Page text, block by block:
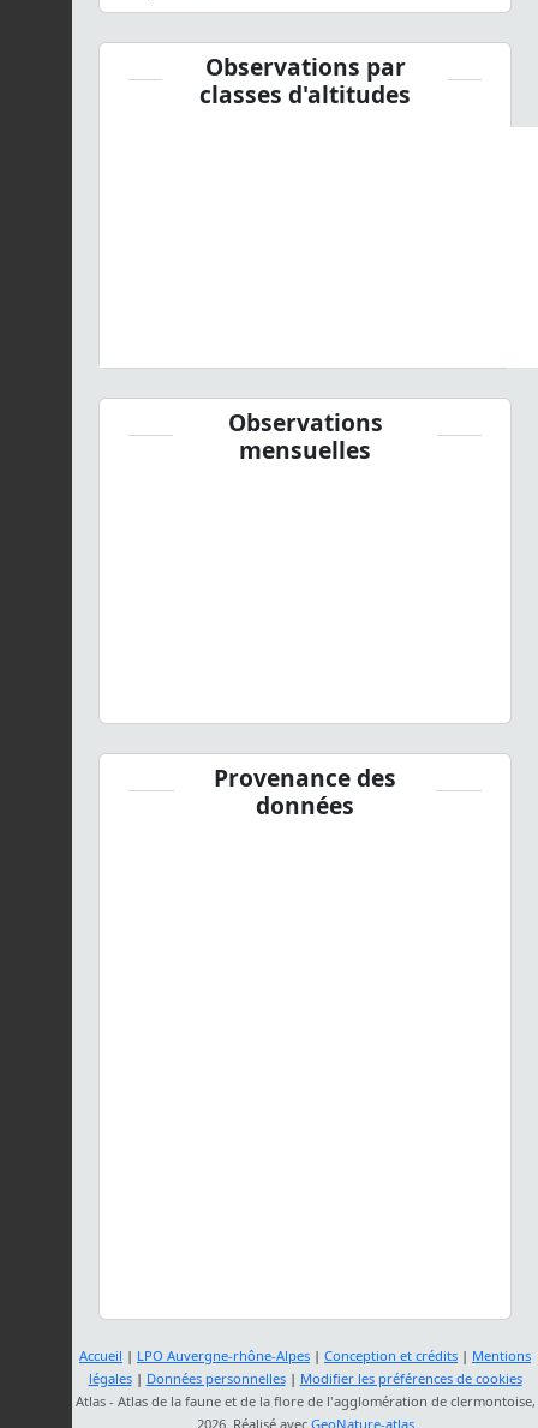
Observations par
classes d'altitudes
Observations
mensuelles
Provenance des
données
Accueil | LPO Auvergne-rhône-Alpes | Conception et crédits | Mentions
légales| Données personnelles| Modifier les préférences de cookies
Atlas - Atlas de la faune et de la flore de l'agglomération de clermontoise,
2026. Réalisé avec GeoNature-atlas